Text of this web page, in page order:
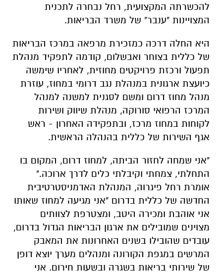
להכשרתה המקצועית, רחל נבחרה לתכנית
המצויינות "ענבר" של משרד הבריאות.
היא החלה דרכה כמזכירת מרפאה במרכז הבריאות
של כללית בצוחר ואבשלום, קודמה לתפקיד מנהלת
תפעול ורכזת פרויקטים מחוזית, לאחריו שימשה
כיועצת ארגונית במנהלת נגב דרומי במחוז, עוזרת
מנהל מחוז דרום ומשם לסגנית למשנה למנהל
המרכז הרפואי סורוקה, מנהלת שיווק ושירות
לקוחות במחוז מרכז, ובתפקידה האחרון - ראש
אגף השירות של כללית בהנהלה הראשית.
"אני שמחה לחזור הביתה, למחוז דרום, המקום בו
התחלתי, צמחתי וקיבלתי כלים לדרך ארוכה."
אומרת רחל פיגרוה, המנהלת האדמניסטרטיבית
החדשה של כללית בדרום "אני מגיעה למחוז שאותו
אני אוהבת ומכירה היטב, ומצטרפת לצוותים
מצוינים שמובילים את ארגון הבריאות הגדול בדרום,
עובדים שהובילו בשנים האחרונות את המאבק
המרשים במגפת הקורונה ומנהלים מערך יוצא דופן
של שירותי בריאות בשגרה ובשעות חירום. אני